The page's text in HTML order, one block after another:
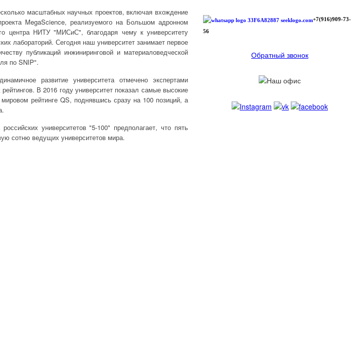
масштабных научных проектов, включая вхождение
MegaScience, реализуемого на Большом адронном
центра НИТУ "МИСиС", благодаря чему к университету
лабораторий. Сегодня наш университет занимает первое
публикаций инжиниринговой и материаловедческой
по SNIP".
развитие университета отмечено экспертами
В 2016 году университет показал самые высокие
рейтинге QS, поднявшись сразу на 100 позиций, а
университетов "5-100" предполагает, что пять
сотню ведущих университетов мира.
+7(916)909-73-
56
Обратный звонок